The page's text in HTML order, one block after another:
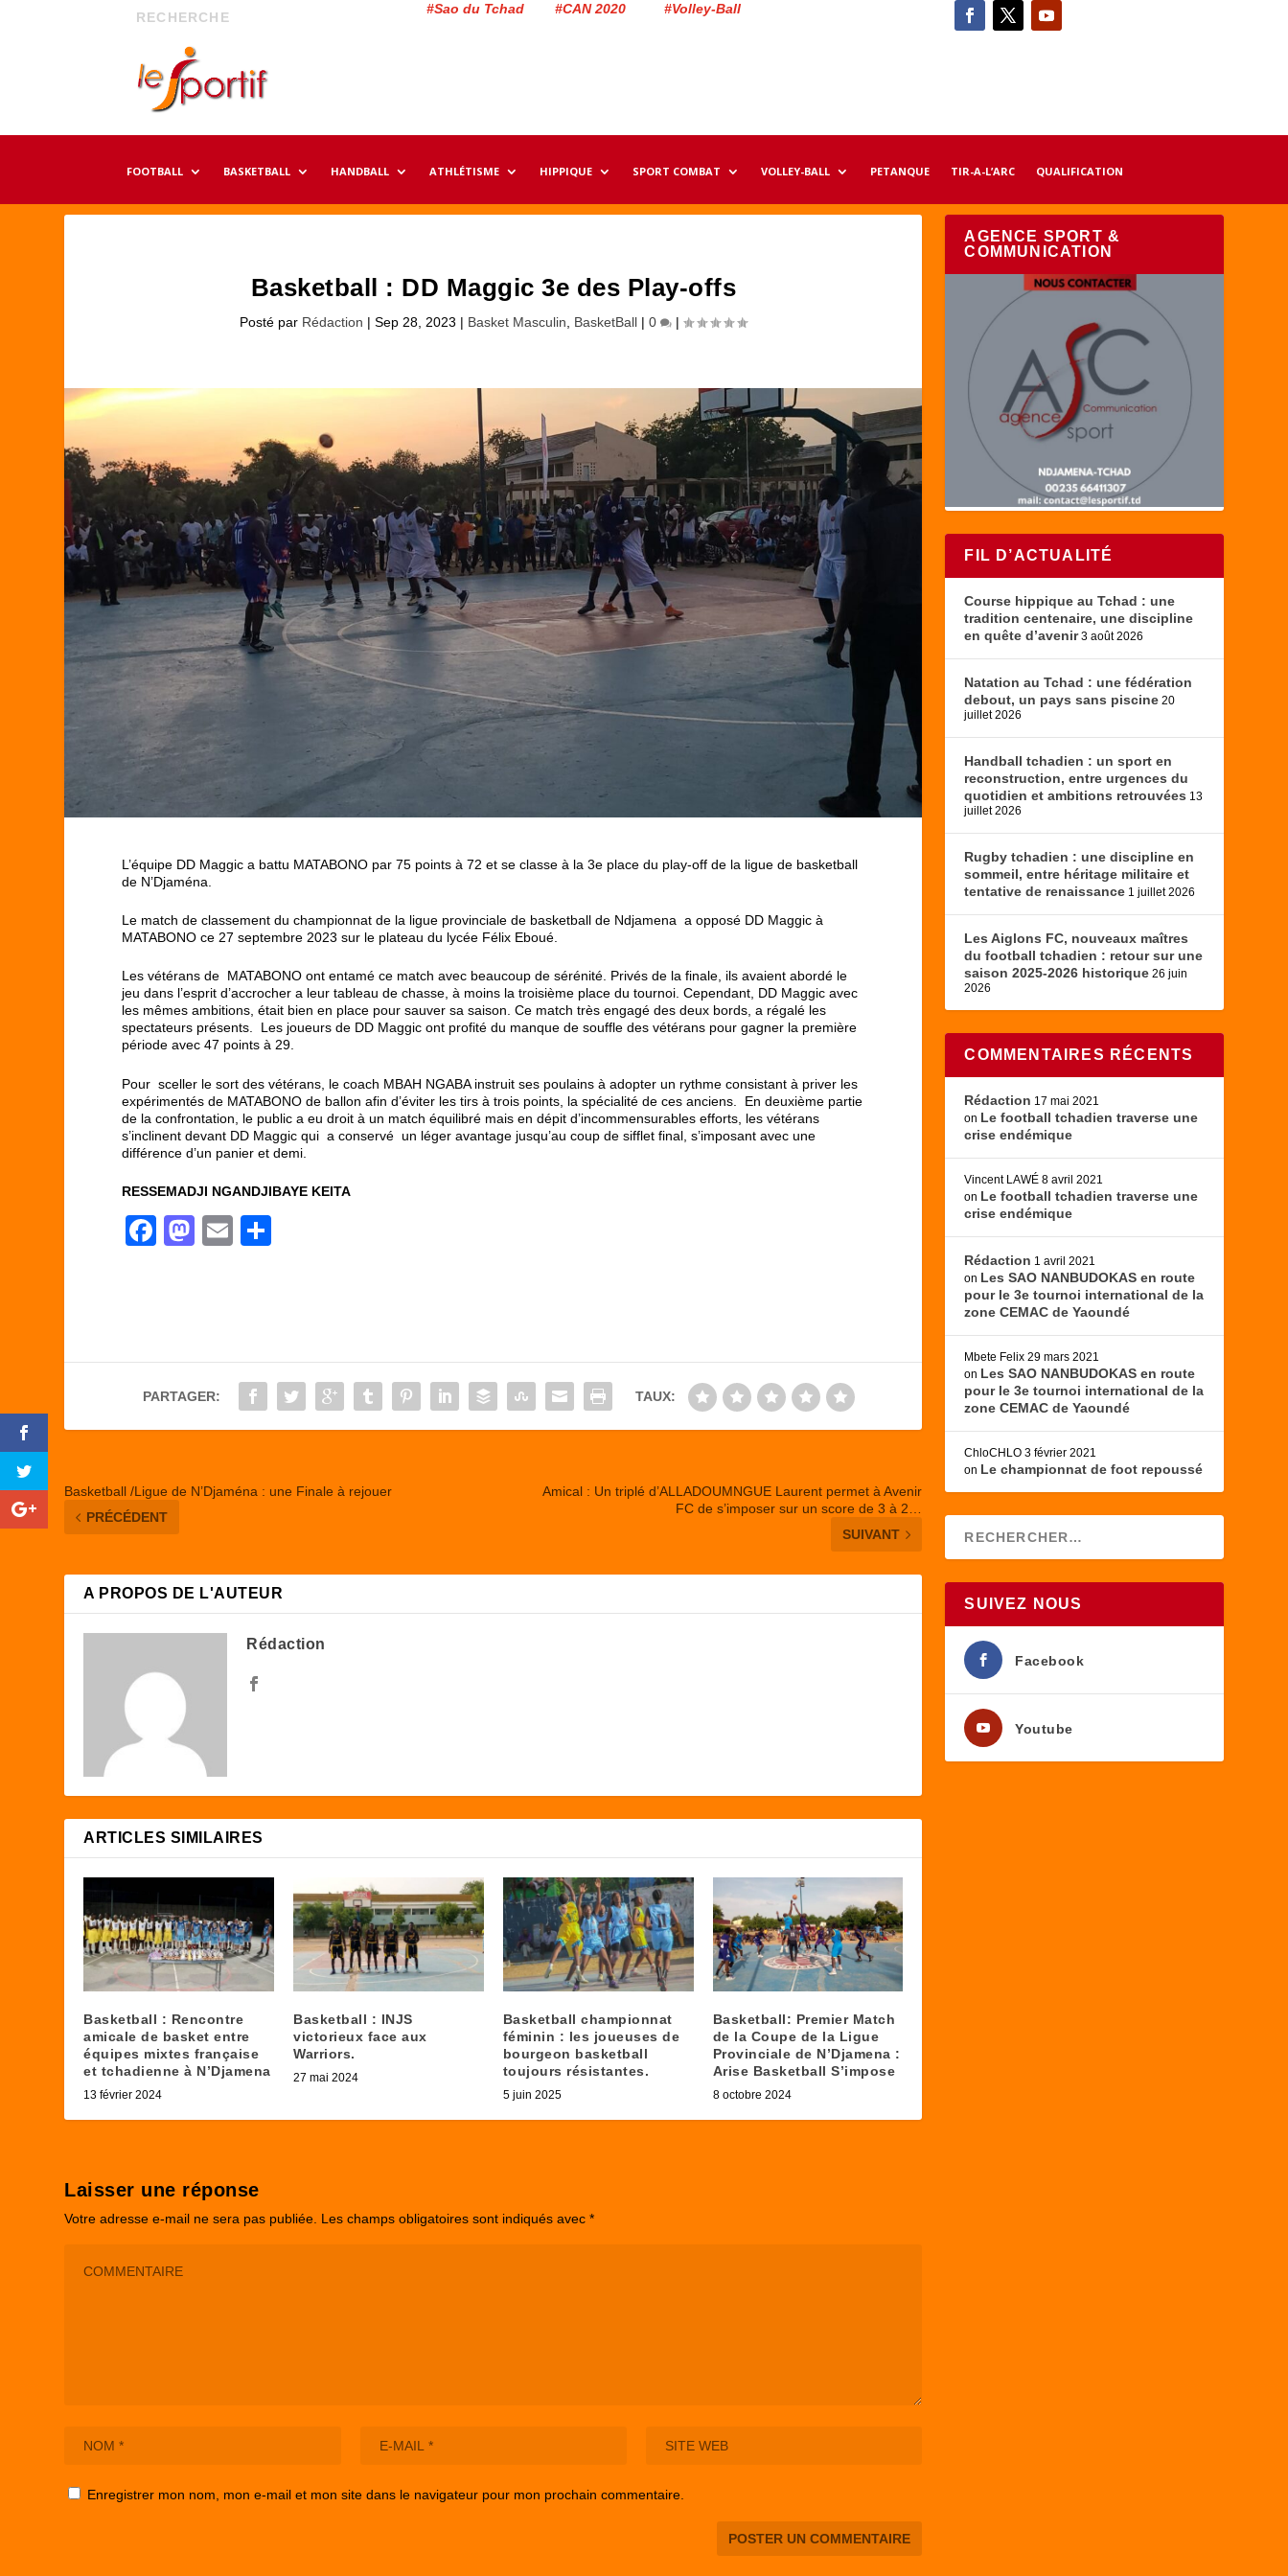
#Sao du Tchad #CAN 2020 #Volley-Ball
FOOTBALL BASKETBALL HANDBALL ATHLÉTISME HIPPIQUE SPORT COMBAT VOLLEY-BALL PETANQUE TIR-A-L’ARC QUALIFICATION
Basketball : DD Maggic 3e des Play-offs
Posté par Rédaction |Sep 28, 2023 | Basket Masculin BasketBall |0 |
L’équipe DD Maggic a battu MATABONO par 75 points à 72 et se classe à la 3e place du play-off de la ligue de basketball
de N’Djaména.
Le match de classement du championnat de la ligue provinciale de basketball de Ndjamena a opposé DD Maggic à
MATABONO ce 27 septembre 2023 sur le plateau du lycée Félix Eboué.
Les vétérans de MATABONO ont entamé ce match avec beaucoup de sérénité. Privés de la finale, ils avaient abordé le
jeu dans l’esprit d’accrocher a leur tableau de chasse, à moins la troisième place du tournoi. Cependant, DD Maggic avec
les mêmes ambitions, était bien en place pour sauver sa saison. Ce match très engagé des deux bords, a régalé les
spectateurs présents. Les joueurs de DD Maggic ont profité du manque de souffle des vétérans pour gagner la première
période avec 47 points à 29.
Pour sceller le sort des vétérans, le coach MBAH NGABA instruit ses poulains à adopter un rythme consistant à priver les
expérimentés de MATABONO de ballon afin d’éviter les tirs à trois points, la spécialité de ces anciens. En deuxième partie
de la confrontation, le public a eu droit à un match équilibré mais en dépit d’incommensurables efforts, les vétérans
s’inclinent devant DD Maggic qui a conservé un léger avantage jusqu’au coup de sifflet final, s’imposant avec une
différence d’un panier et demi.
RESSEMADJI NGANDJIBAYE KEITA
F
b
o
M
d
o
E
er
PARTAGER: TAUX:
Basketball /Ligue de N’Djaména : une Finale à rejouer
PRÉCÉDENT
Amical : Un triplé d’ALLADOUMNGUE Laurent permet à Avenir
FC de s’imposer sur un score de 3 à 2…
SUIVANT
A PROPOS DE L'AUTEUR
Rédaction
ARTICLES SIMILAIRES
Basketball : Rencontre
amicale de basket entre
équipes mixtes française
et tchadienne à N’Djamena
13 février 2024
Basketball : INJS
victorieux face aux
Warriors.
27 mai 2024
Basketball championnat
féminin : les joueuses de
bourgeon basketball
toujours résistantes.
5 juin 2025
Basketball: Premier Match
de la Coupe de la Ligue
Provinciale de N’Djamena :
Arise Basketball S’impose
8 octobre 2024
Laisser une réponse
Votre adresse e-mail ne sera pas publiée. Les champs obligatoires sont indiqués avec*
Enregistrer mon nom, mon e-mail et mon site dans le navigateur pour mon prochain commentaire.
AGENCE SPORT &
COMMUNICATION
FIL D’ACTUALITÉ
Course hippique au Tchad : une
tradition centenaire, une discipline
en quête d’avenir 3 août 2026
Natation au Tchad : une fédération
debout, un pays sans piscine 20
juillet 2026
Handball tchadien : un sport en
reconstruction, entre urgences du
quotidien et ambitions retrouvées 13
juillet 2026
Rugby tchadien : une discipline en
sommeil, entre héritage militaire et
tentative de renaissance 1 juillet 2026
Les Aiglons FC, nouveaux maîtres
du football tchadien : retour sur une
saison 2025-2026 historique 26 juin
2026
COMMENTAIRES RÉCENTS
Rédaction 17 mai 2021
on Le football tchadien traverse une
crise endémique
Vincent LAWÉ 8 avril 2021
on Le football tchadien traverse une
crise endémique
Rédaction 1 avril 2021
on Les SAO NANBUDOKAS en route
pour le 3e tournoi international de la
zone CEMAC de Yaoundé
Mbete Felix 29 mars 2021
on Les SAO NANBUDOKAS en route
pour le 3e tournoi international de la
zone CEMAC de Yaoundé
ChloCHLO 3 février 2021
on Le championnat de foot repoussé
SUIVEZ NOUS
Facebook
Youtube